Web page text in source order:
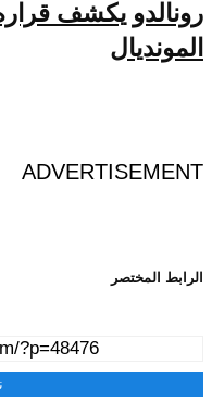
رونالدو يكشف
المونديال
ADVERTISEMENT
الرابط المختصر